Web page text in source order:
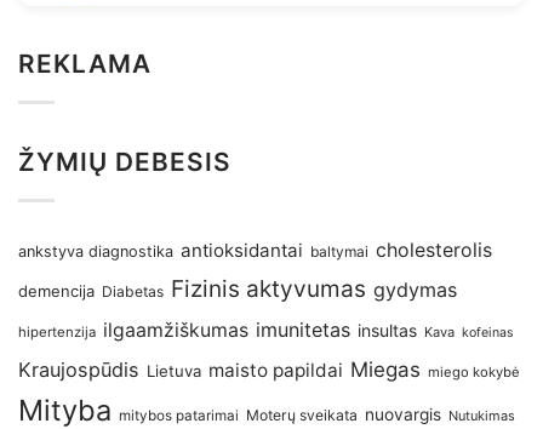
REKLAMA
ŽYMIŲ DEBESIS
ankstyva diagnostika antioksidantai baltymai cholesterolis
demencija Diabetas Fizinis aktyvumas gydymas
hipertenzija ilgaamžiškumas imunitetas insultas Kava kofeinas
Kraujospūdis Lietuva maisto papildai Miegas miego kokybė
Mityba mitybos patarimai Moterų sveikata nuovargis Nutukimas